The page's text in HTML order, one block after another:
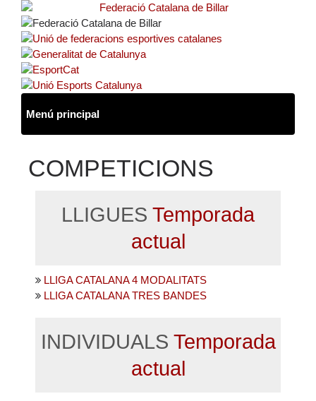
COMPETICIONS
LLIGUES Temporada
actual
LLIGA CATALANA 4 MODALITATS
LLIGA CATALANA TRES BANDES
INDIVIDUALS Temporada
actual